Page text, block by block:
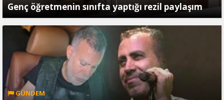
Genç öğretmenin sınıfta yaptığı rezil paylaşım
GÜNDEM